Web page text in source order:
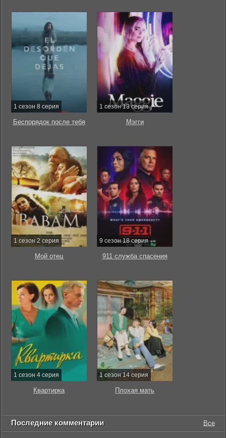
1 сезон 8 серия
Беспорядок после тебя
1 сезон 13 серия
Мэгги
1 сезон 2 серия
Мой отец
9 сезон 18 серия
911 служба спасения
1 сезон 4 серия
Квартирка
1 сезон 14 серия
Плохая мать
Последние комментарии Все